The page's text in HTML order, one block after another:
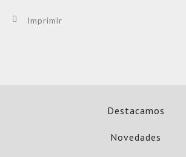
Imprimir
Destacamos
Novedades